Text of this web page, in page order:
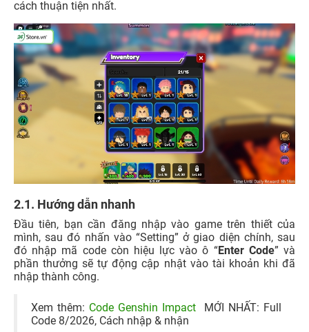
cách thuận tiện nhất.
2.1. Hướng dẫn nhanh
Đầu tiên, bạn cần đăng nhập vào game trên thiết của
mình, sau đó nhấn vào “Setting” ở giao diện chính, sau
đó nhập mã code còn hiệu lực vào ô “Enter Code” và
phần thưởng sẽ tự động cập nhật vào tài khoản khi đã
nhập thành công.
Xem thêm: Code Genshin Impact MỚI NHẤT: Full
Code 8/2026, Cách nhập & nhận